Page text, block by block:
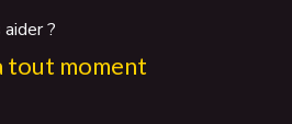
?
tout moment